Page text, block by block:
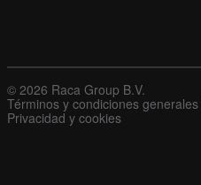
© 2026 Raca Group B.V.
Términos y condiciones generales
Privacidad y cookies